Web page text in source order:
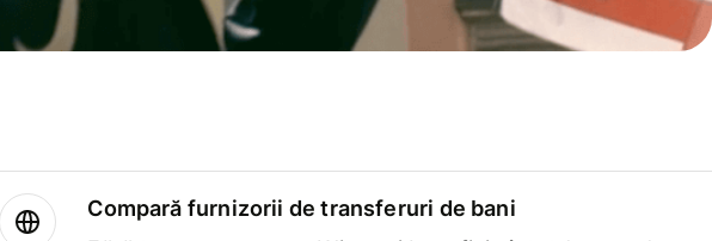
Compară furnizorii de transferuri de bani